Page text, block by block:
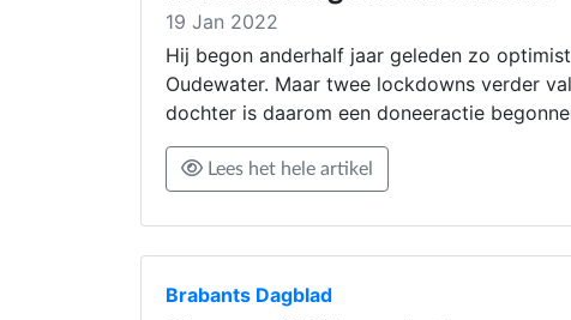
19 Jan 2022
Hij begon anderhalf jaar geleden zo
Oudewater. Maar twee lockdowns verder
dochter is daarom een doneeractie
Lees het hele artikel
Brabants Dagblad